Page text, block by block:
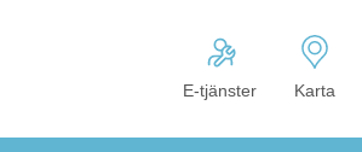
E-tjänster Karta